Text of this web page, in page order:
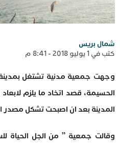
شمال بريس
كتب في 1 يوليو 2018 - 8:41 م
وجهت جمعية مدنية تشتغل بمدينة
الحسيمة، قصد اتخاد ما يلزم
المدينة بعد ان اصبحت تشكل مصدر
وقالت جمعية ” من الجل الحياة